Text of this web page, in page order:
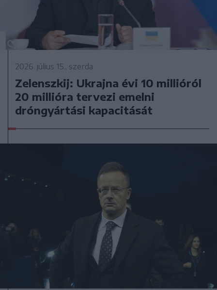
2026. július 15., szerda
Zelenszkij: Ukrajna évi 10 millióról
20 millióra tervezi emelni
dróngyártási kapacitását